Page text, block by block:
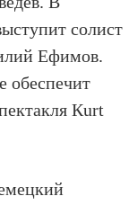
солист
Ефимов.
обеспечит
Кurt